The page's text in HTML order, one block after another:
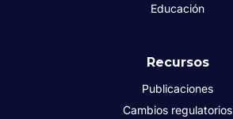
Educación
Recursos
Publicaciones
Cambios regulatorios